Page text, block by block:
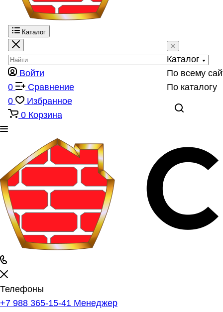
Каталог
Каталог
По всему
По каталогу
Войти
0
Сравнение
0
Избранное
0 Корзина
Телефоны
+7 988 365-15-41 Менеджер